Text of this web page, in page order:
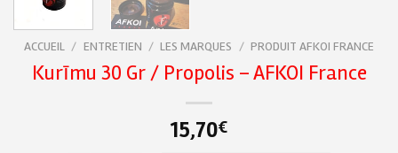
ACCUEIL / ENTRETIEN / LES MARQUES / PRODUIT AFKOI FRANCE
Kurīmu 30 Gr / Propolis – AFKOI France
15,70€